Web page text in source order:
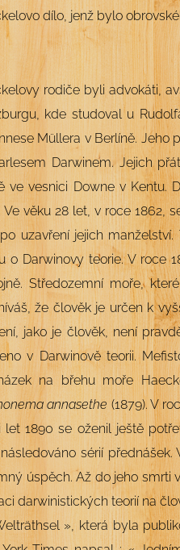
dílo, jenž bylo
rodiče byli advokáti,
gu, kde studoval u
Müllera vBerlíně. Jeho
Darwinem. Jejich
ve vesnici Downe v Kentu.
Ve věku 28 let, v roce 1862,
uzavření jejich
o Darwinovy teorie. V roce
Středozemní moře,
že člověk je určen k
jako je člověk, není
v Darwinově teorii.
na břehu moře
annasethe (1879). V
let 1890 se oženil ještě
sérií
úspěch. Až do jeho smrti
darwinistických teorií na
äthsel », která byla